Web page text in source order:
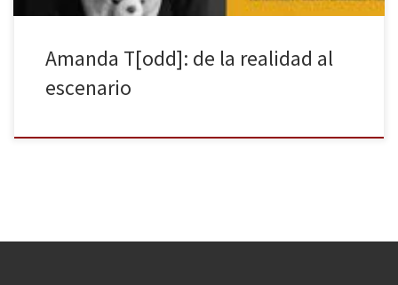
Amanda T[odd]: de la realidad al
escenario